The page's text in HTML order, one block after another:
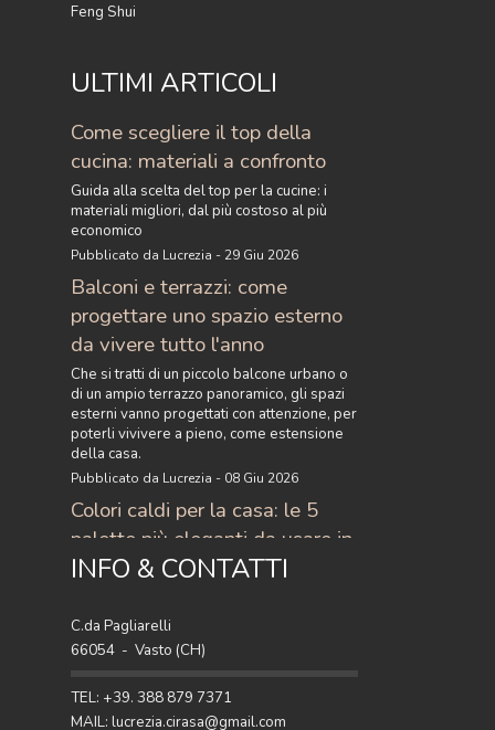
Feng Shui
ULTIMI ARTICOLI
INFO & CONTATTI
C.da Pagliarelli
66054 - Vasto (CH)
TEL: +39. 388 879 7371
MAIL: lucrezia.cirasa@gmail.com
Come scegliere il top della
cucina: materiali a confronto
Guida alla scelta del top per la cucine: i
materiali migliori, dal più costoso al più
economico
Pubblicato da Lucrezia - 29 Giu 2026
Balconi e terrazzi: come
progettare uno spazio esterno
da vivere tutto l'anno
Che si tratti di un piccolo balcone urbano o
di un ampio terrazzo panoramico, gli spazi
esterni vanno progettati con attenzione, per
poterli vivivere a pieno, come estensione
della casa.
Pubblicato da Lucrezia - 08 Giu 2026
Colori caldi per la casa: le 5
palette più eleganti da usare in
casa
del momento: 5 palette raffinate con
terracotta, ocra, caramello e ruggine per
arredare con stile.